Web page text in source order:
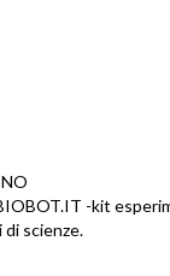
-kit
di scienze.